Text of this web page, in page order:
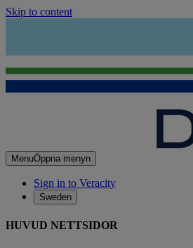
Skip to content
MenuÖppna menyn
Sign in to Veracity
Sweden
HUVUD NETTSIDOR